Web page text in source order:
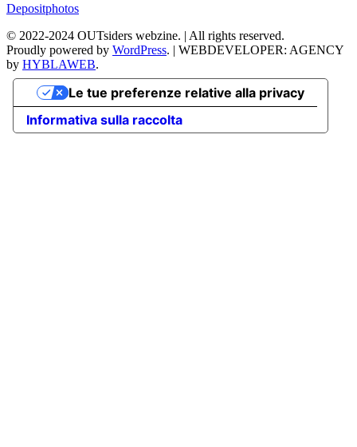
Depositphotos
© 2022-2024 OUTsiders webzine. | All rights reserved.
Proudly powered by WordPress. | WEBDEVELOPER: AGENCY
by HYBLAWEB.
Informativa sulla raccolta
Le tue preferenze relative alla privacy